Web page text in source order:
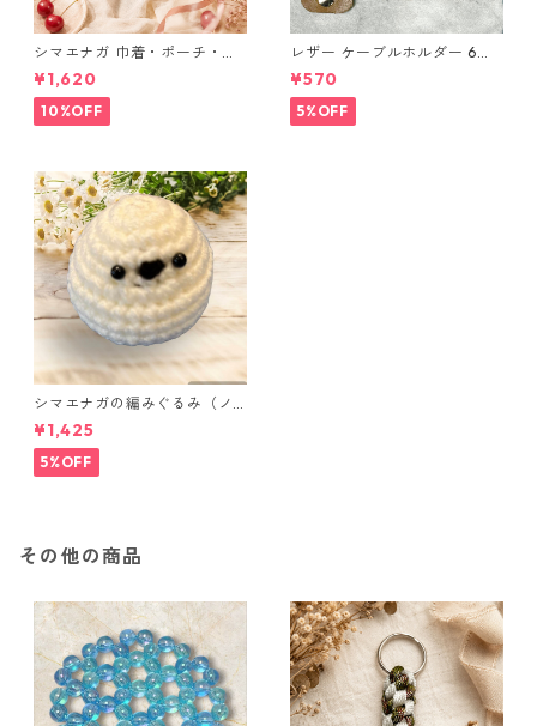
シマエナガ 巾着・ポーチ・ミ
ニポーチ(カード収納にも) ３
点セット さくらんぼ柄×淡いピ
ンク
¥1,620
10%OFF
レザー ケーブルホルダー 6個
セット
¥570
5%OFF
シマエナガの編みぐるみ（ノ
ーマル）
¥1,425
5%OFF
その他の商品